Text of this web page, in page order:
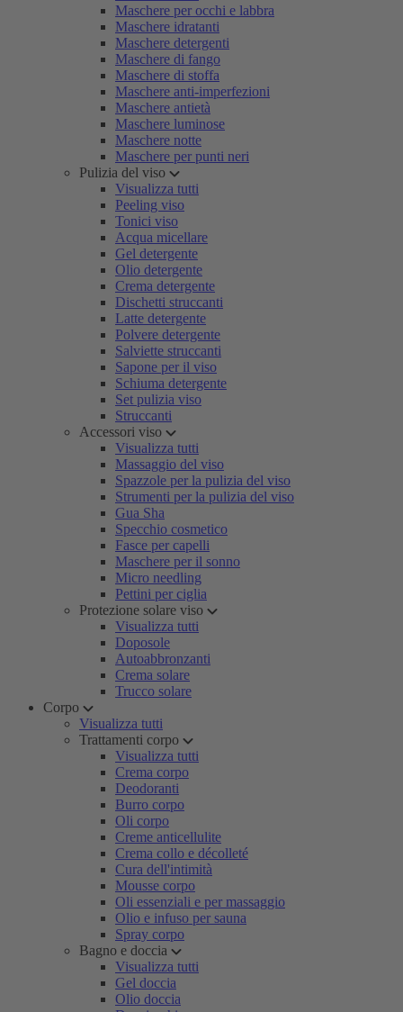
Maschere per occhi e labbra
Maschere idratanti
Maschere detergenti
Maschere di fango
Maschere di stoffa
Maschere anti-imperfezioni
Maschere antietà
Maschere luminose
Maschere notte
Maschere per punti neri
Pulizia del viso
Visualizza tutti
Peeling viso
Tonici viso
Acqua micellare
Gel detergente
Olio detergente
Crema detergente
Dischetti struccanti
Latte detergente
Polvere detergente
Salviette struccanti
Sapone per il viso
Schiuma detergente
Set pulizia viso
Struccanti
Accessori viso
Visualizza tutti
Massaggio del viso
Spazzole per la pulizia del viso
Strumenti per la pulizia del viso
Gua Sha
Specchio cosmetico
Fasce per capelli
Maschere per il sonno
Micro needling
Pettini per ciglia
Protezione solare viso
Visualizza tutti
Doposole
Autoabbronzanti
Crema solare
Trucco solare
Corpo
Visualizza tutti
Trattamenti corpo
Visualizza tutti
Crema corpo
Deodoranti
Burro corpo
Oli corpo
Creme anticellulite
Crema collo e décolleté
Cura dell'intimità
Mousse corpo
Oli essenziali e per massaggio
Olio e infuso per sauna
Spray corpo
Bagno e doccia
Visualizza tutti
Gel doccia
Olio doccia